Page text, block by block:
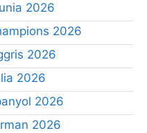
2026
2026
2026
2026
2026
2026